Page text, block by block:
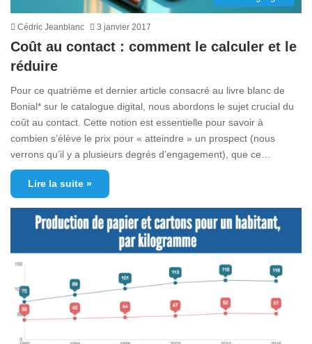
Cédric Jeanblanc 3 janvier 2017
Coût au contact : comment le calculer et le
réduire
Pour ce quatrième et dernier article consacré au livre blanc de
Bonial* sur le catalogue digital, nous abordons le sujet crucial du
coût au contact. Cette notion est essentielle pour savoir à
combien s’élève le prix pour « atteindre » un prospect (nous
verrons qu’il y a plusieurs degrés d’engagement), que ce…
Lire la suite »